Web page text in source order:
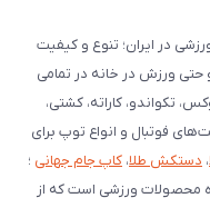
در ایران؛ تنوع و کیفیت
حتی ورزش در خانه در تمامی
تکواندو، کاراته، کشتی،
فوتبال و انواع توپ برای
، دستکش طلا، کاپ جام جهانی ؛
محصولات ورزشی است که از